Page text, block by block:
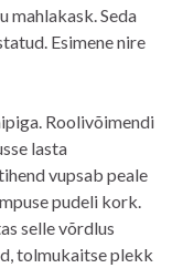
mahlakask. Seda
Esimene nire
Roolivõimendi
lasta
vupsab peale
pudeli kork.
selle võrdlus
tolmukaitse plekk